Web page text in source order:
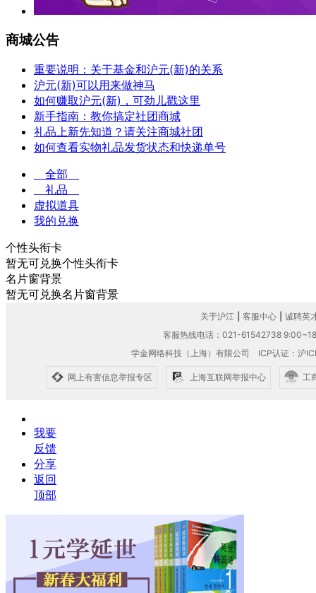
商城公告
重要说明：关于基金和沪元(新)的关系
沪元(新)可以用来做神马
如何赚取沪元(新)，可劲儿戳这里
新手指南：教你搞定社团商城
礼品上新先知道？请关注商城社团
如何查看实物礼品发货状态和快递单号
全部
礼品
虚拟道具
我的兑换
个性头衔卡
暂无可兑换个性头衔卡
名片窗背景
暂无可兑换名片窗背景
关于沪江 客服中心
诚聘英
客服热线电话：021-61542738
学金网络科技（上海）有限公司 ICP认证：沪
网上有害信息举报专区 上海互联网举报中心 工
我要
反馈
分享
返回
顶部